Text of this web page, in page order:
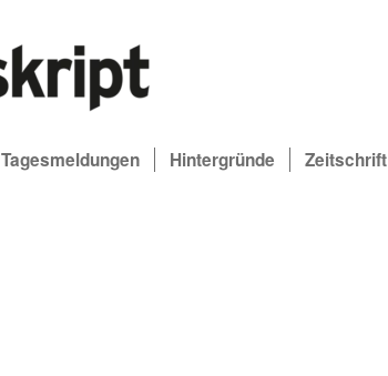
Tagesmeldungen Hintergründe Zeitschrift